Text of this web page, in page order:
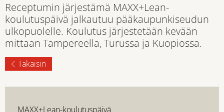
Receptumin järjestämä MAXX+Lean-
koulutuspäivä jalkautuu pääkaupunkiseudun
ulkopuolelle. Koulutus järjestetään kevään
mittaan Tampereella, Turussa ja Kuopiossa.
Takaisin
MAXX+Lean-koulutuspäivä